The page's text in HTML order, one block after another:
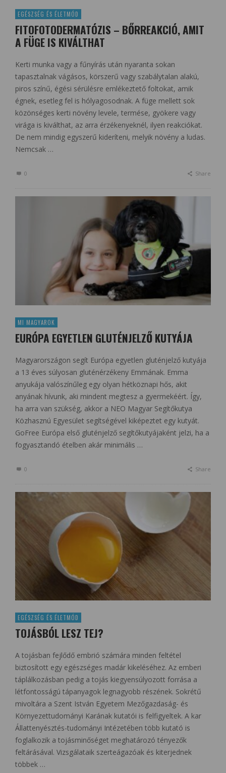
EGÉSZSÉG ÉS ÉLETMÓD
FITOFOTODERMATÓZIS – BŐRREAKCIÓ, AMIT
A FÜGE IS KIVÁLTHAT
Kerti munka vagy a fűnyírás után nyaranta sokan
tapasztalnak vágásos, körszerű vagy szabálytalan alakú,
piros színű, égési sérülésre emlékeztető foltokat, amik
égnek, esetleg fel is hólyagosodnak. A füge mellett sok
közönséges kerti növény levele, termése, gyökere vagy
virága is kiválthat, az arra érzékenyeknél, ilyen reakciókat.
De nem mindig egyszerű kideríteni, melyik növény a ludas.
Nemcsak …
0 Share
MI MAGYAROK
EURÓPA EGYETLEN GLUTÉNJELZŐ KUTYÁJA
Magyarországon segít Európa egyetlen gluténjelző kutyája
a 13 éves súlyosan gluténérzékeny Emmának. Emma
anyukája valószínűleg egy olyan hétköznapi hős, akit
anyának hívunk, aki mindent megtesz a gyermekéért. Így,
ha arra van szükség, akkor a NEO Magyar Segítőkutya
Közhasznú Egyesület segítségével kiképeztet egy kutyát.
GoFree Európa első gluténjelző segítőkutyájaként jelzi, ha a
fogyasztandó ételben akár minimális …
0 Share
EGÉSZSÉG ÉS ÉLETMÓD
TOJÁSBÓL LESZ TEJ?
A tojásban fejlődő embrió számára minden feltétel
biztosított egy egészséges madár kikeléséhez. Az emberi
táplálkozásban pedig a tojás kiegyensúlyozott forrása a
létfontosságú tápanyagok legnagyobb részének. Sokrétű
mivoltára a Szent István Egyetem Mezőgazdaság- és
Környezettudományi Karának kutatói is felfigyeltek. A kar
Állattenyésztés-tudományi Intézetében több kutató is
foglalkozik a tojásminőséget meghatározó tényezők
feltárásával. Vizsgálataik szerteágazóak és kiterjednek
többek …